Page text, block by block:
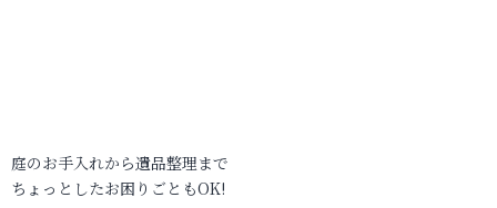
庭のお手入れから遺品整理まで
ちょっとしたお困りごともOK!